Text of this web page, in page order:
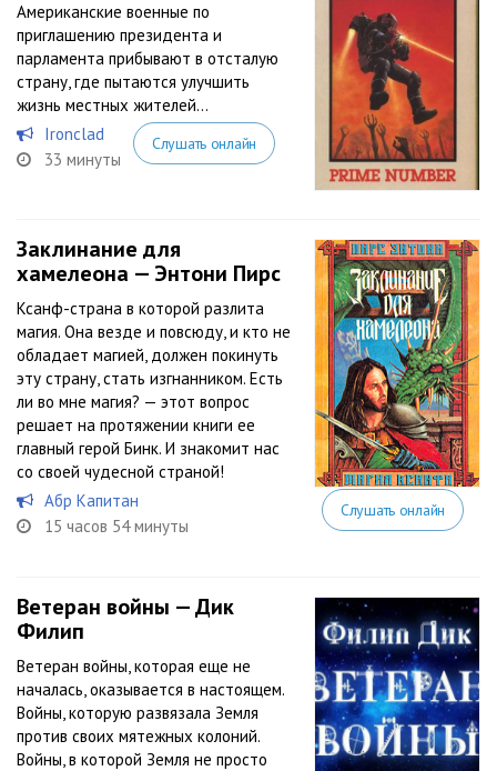
Американские военные по
приглашению президента и
парламента прибывают в отсталую
страну, где пытаются улучшить
жизнь местных жителей…
Ironclad
33 минуты
Слушать онлайн
Заклинание для
хамелеона — Энтони Пирс
Ксанф-страна в которой разлита
магия. Она везде и повсюду, и кто не
обладает магией, должен покинуть
эту страну, стать изгнанником. Есть
ли во мне магия? — этот вопрос
решает на протяжении книги ее
главный герой Бинк. И знакомит нас
со своей чудесной страной!
Абр Капитан
15 часов 54 минуты
Слушать онлайн
Ветеран войны — Дик
Филип
Ветеран войны, которая еще не
началась, оказывается в настоящем.
Войны, которую развязала Земля
против своих мятежных колоний.
Войны, в которой Земля не просто